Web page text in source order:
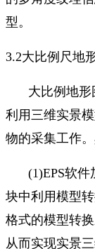
型。
3.2大比例尺地
大比例地
利用三维实景
物的采集工作
(1)EPS软件
块中利用模型
格式的模型转
从而实现实景